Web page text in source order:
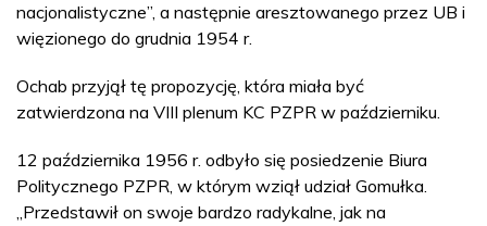
nacjonalistyczne”, a następnie aresztowanego przez UB i
więzionego do grudnia 1954 r.
Ochab przyjął tę propozycję, która miała być
zatwierdzona na VIII plenum KC PZPR w październiku.
12 października 1956 r. odbyło się posiedzenie Biura
Politycznego PZPR, w którym wziął udział Gomułka.
„Przedstawił on swoje bardzo radykalne, jak na